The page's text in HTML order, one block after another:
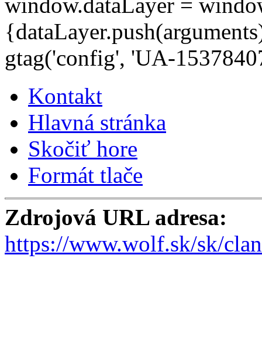
gtag('config', 'UA-
Kontakt
Hlavná stránka
Skočiť hore
Formát tlače
Zdrojová URL adresa:
https://www.wolf.sk/sk/